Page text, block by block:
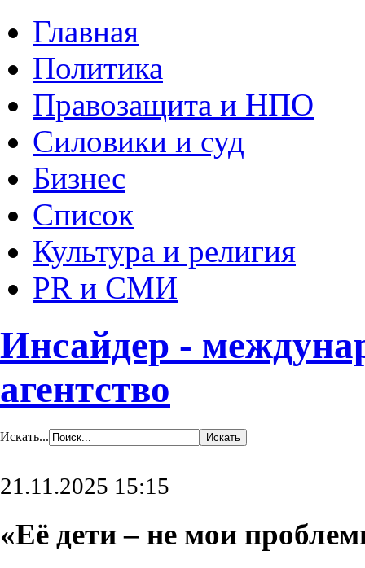
Главная
Политика
Правозащита и НПО
Силовики и суд
Бизнес
Список
Культура и религия
PR и СМИ
Инсайдер -
агентство
Искать...
21.11.2025 15:15
«Её дети – не мои